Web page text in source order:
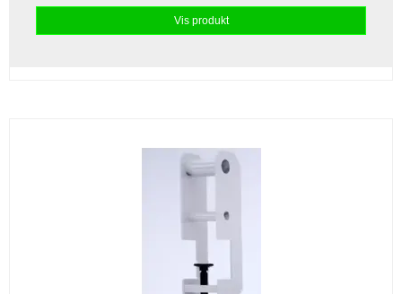
Vis produkt